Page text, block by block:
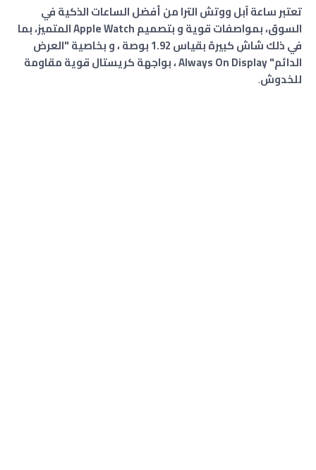
تعتبر ساعة آبل ووتش الترا من أفضل الساعات الذكية في
السوق، بمواصفات قوية و بتصميم Apple Watch المتميز، بما
في ذلك شاش كبيرة بقياس 1.92 بوصة ، و بخاصية "العرض
الدائم" Always On Display ، بواجهة كريستال قوية مقاومة
للخدوش.